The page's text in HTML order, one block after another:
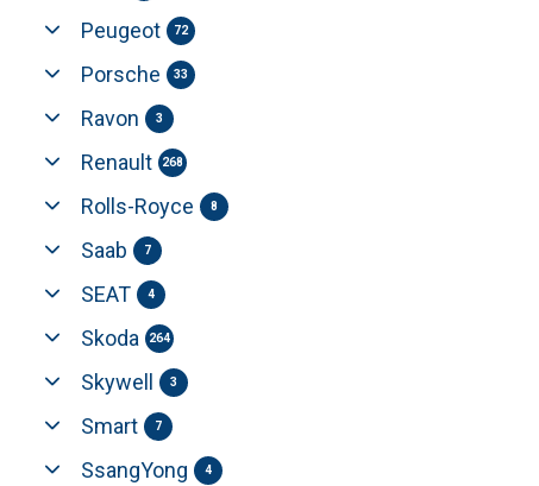
Peugeot 72
Porsche 33
Ravon 3
Renault 268
Rolls-Royce 8
Saab 7
SEAT 4
Skoda 264
Skywell 3
Smart 7
SsangYong 4